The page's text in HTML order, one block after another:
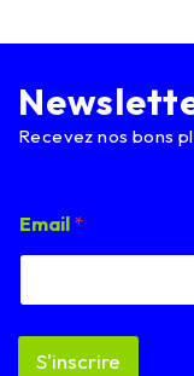
Recevez nos bons
m
a
l
m
Email *
S'inscrire